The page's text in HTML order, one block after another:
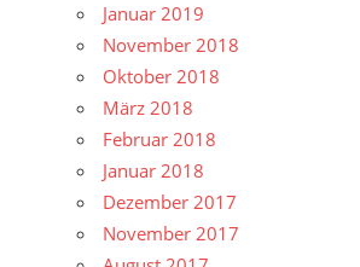
Januar 2019
November 2018
Oktober 2018
März 2018
Februar 2018
Januar 2018
Dezember 2017
November 2017